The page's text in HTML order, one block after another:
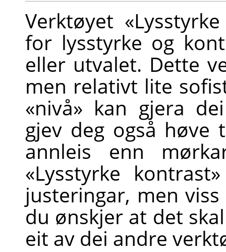
Verktøyet
for lysstyrke og
eller utvalet. Dette
men relativt lite
«nivå» kan gjera
gjev deg også høve
annleis enn
«Lysstyrke
justeringar, men
du ønskjer at det
eit av dei andre